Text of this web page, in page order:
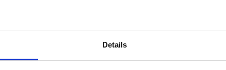
Details